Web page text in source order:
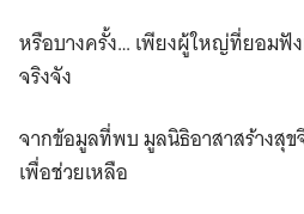
หรือบางครั้ง… เพียงผู้ใหญ่ที่ยอมฟัง
จริงจัง
จากข้อมูลที่พบ มูลนิธิอาสาสร้างสุ
เพื่อช่วยเหลือ